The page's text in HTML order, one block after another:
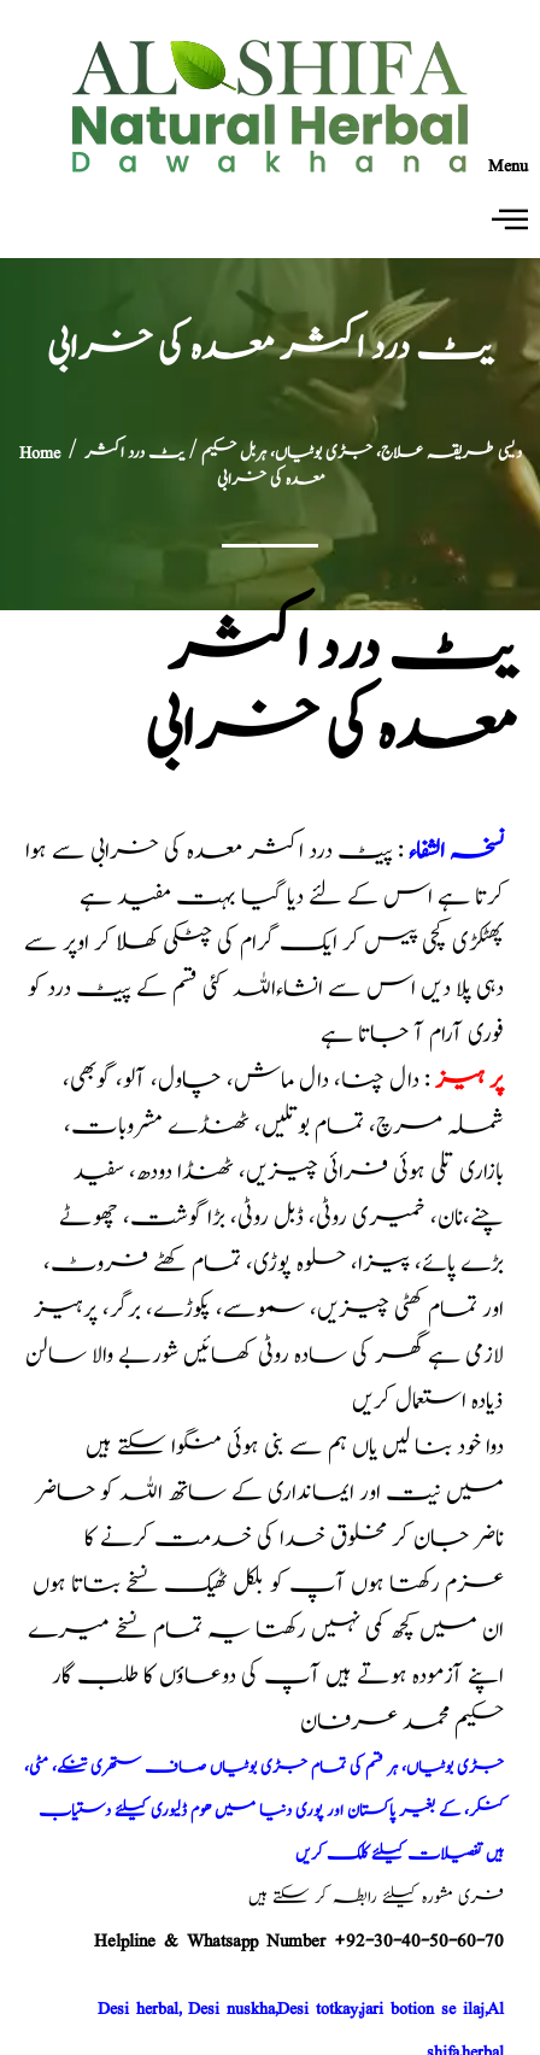
Menu
یٹ درد اکثر معدہ کی خرابی
Home/ دیسی طریقہ علاج، جڑی بوٹیاں، ہربل حکیم/ یٹ درد اکثر
معدہ کی خرابی
یٹ درد اکثر
معدہ کی خرابی
نسخہ الشفاء: پیٹ درد اکثر معدہ کی خرابی سے ہوا
کرتا ہے اس کے لئے دیا گیا بہت مفید ہے
پھٹکڑی کچی پیس کر ایک گرام کی چٹکی کھلا کر اوپر سے
دہی پلا دیں اس سے انشاءاللہ کئی قسم کے پیٹ درد کو
فوری آرام آ جاتا ہے
پر ہیز: دال چنا، دال ماش، چاول، آلو، گوبھی،
شملہ مرچ، تمام بوتلیں، ٹھنڈے مشروبات،
بازاری تلی ہوئی فرائی چیزیں، ٹھنڈا دودھ، سفید
چنے،نان، خمیری روٹی، ڈبل روٹی، بڑا گوشت، چھوٹے
بڑے پائے، پیزا، حلوہ پوڑی، تمام کھٹے فروٹ،
اور تمام کھٹی چیزیں، سموسے، پکوڑے، برگر، پرہیز
لازمی ہے گھر کی سادہ روٹی کھائیں شوربے والا سالن
ذیادہ استعمال کریں
دوا خود بنا لیں یاں ہم سے بنی ہوئی منگوا سکتے ہیں
میں نیت اور ایمانداری کے ساتھ اللہ کو حاضر
ناضر جان کر مخلوق خدا کی خدمت کرنے کا
عزم رکھتا ہوں آپ کو بلکل ٹھیک نسخے بتاتا ہوں
ان میں کچھ کمی نہیں رکھتا یہ تمام نسخے میرے
اپنے آزمودہ ہوتے ہیں آپ کی دوعاؤں کا طلب گار
حکیم محمد عرفان
جڑی بوٹیاں، ہر قسم کی تمام جڑی بوٹیاں صاف ستھری تنکے، مٹی،
کنکر، کے بغیر پاکستان اور پوری دنیا میں ھوم ڈلیوری کیلئے دستیاب
ہیں تفصیلات کیلئے کلک کریں
فری مشورہ کیلئے رابطہ کر سکتے ہیں
Helpline & Whatsapp Number +92-30-40-50-60-70
Desi herbal, Desi nuskha,Desi totkay,jari botion se ilaj,Al